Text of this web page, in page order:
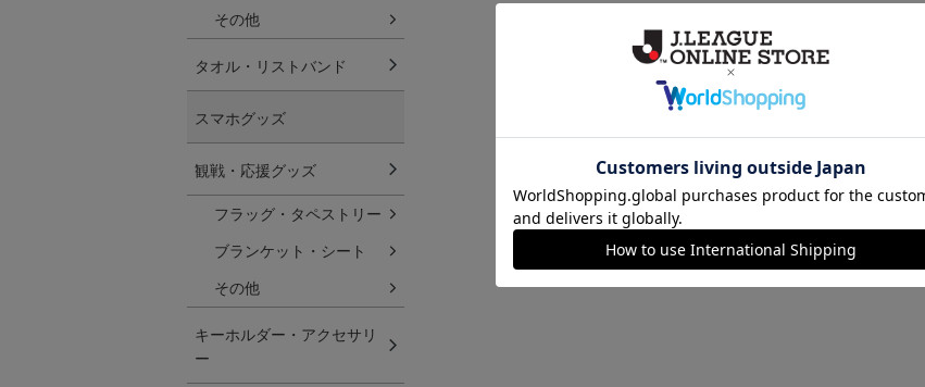
その他
タオル・リストバンド
スマホグッズ
観戦・応援グッズ
フラッグ・タペストリー
ブランケット・シート
その他
キーホルダー・アクセサリ
ー